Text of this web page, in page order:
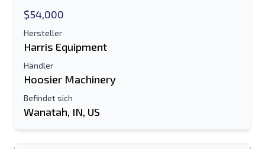
$54,000
Hersteller
Harris Equipment
Händler
Hoosier Machinery
Befindet sich
Wanatah, IN, US